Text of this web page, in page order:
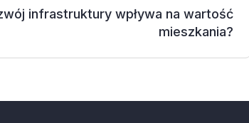
infrastruktury wpływa na wartość
mieszkania?